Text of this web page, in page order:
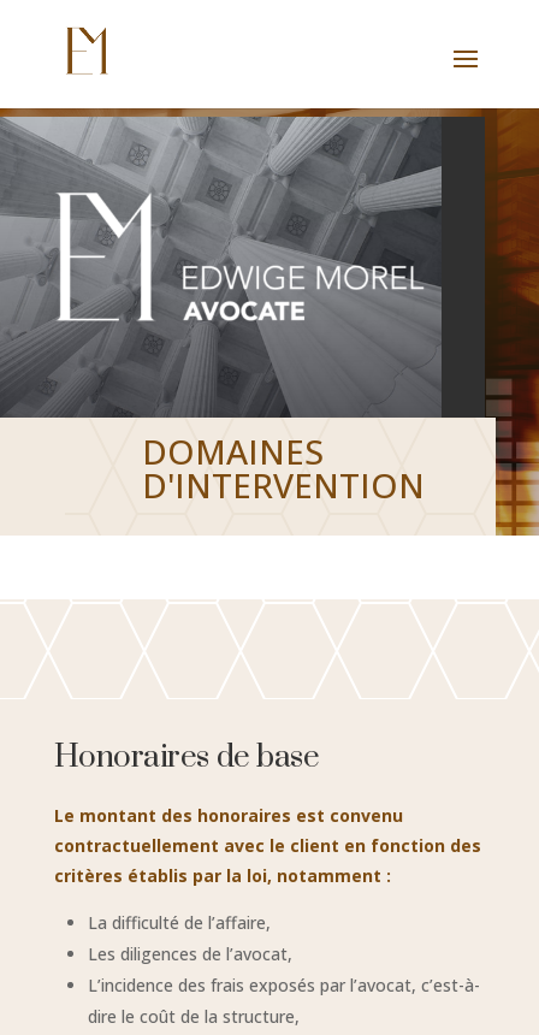
DOMAINES
D'INTERVENTION
Honoraires de base
Le montant des honoraires est convenu
contractuellement avec le client en fonction des
critères établis par la loi, notamment :
La difficulté de l’affaire,
Les diligences de l’avocat,
L’incidence des frais exposés par l’avocat, c’est-à-
dire le coût de la structure,